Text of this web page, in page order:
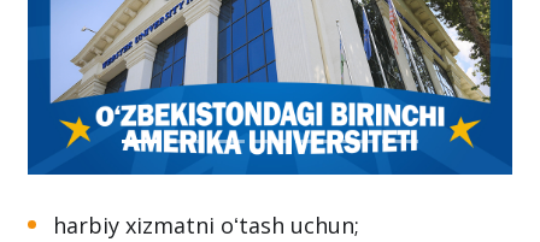
harbiy xizmatni oʻtash uchun;